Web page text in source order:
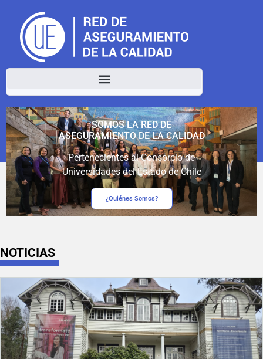
SOMOS LA RED DE
ASEGURAMIENTO DE LA CALIDAD
Pertenecientes al Consorcio de
Universidades del Estado de Chile
¿Quiénes Somos?
NOTICIAS